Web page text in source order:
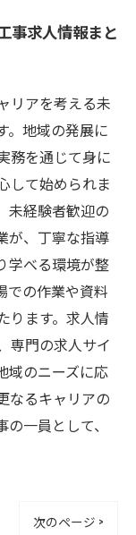
事求人情報まと
リアを考える未
。地域の発展に
務を通じて身に
して始められま
未経験者歓迎の
が、丁寧な指導
学べる環境が整
での作業や資料
ります。求人情
専門の求人サイ
域のニーズに応
なるキャリアの
一員として、
次のページ >